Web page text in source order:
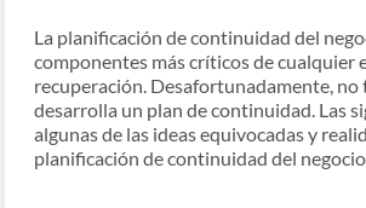
La planificación de continuidad del
componentes más críticos de cualquier
recuperación. Desafortunadamente, no
desarrolla un plan de continuidad. Las
algunas de las ideas equivocadas y
planificación de continuidad del